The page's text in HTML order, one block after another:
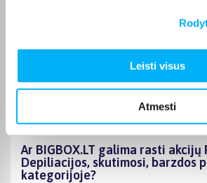
Leisti visus
Atmesti
Kokie Revox Depiliacijos,
priemonės kategorijoje esantys
metu populiariausi?
Kiek prekių yra Revox
barzdos priemonės kategorijos
Ar BIGBOX.LT galima rasti akcijų
Depiliacijos, skutimosi, barzdos
kategorijoje?